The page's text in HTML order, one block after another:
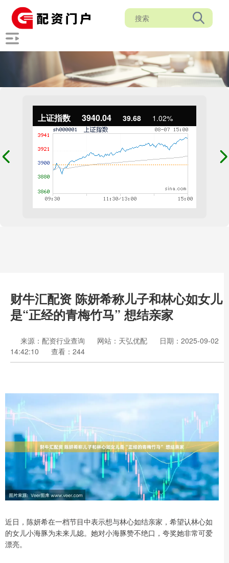
上证指数 3940.04 39.68 1.02%
财牛汇配资 陈妍希称儿子和林心如女儿
是“正经的青梅竹马” 想结亲家
来源：配资行业查询 网站：天弘优配
日期：2025-09-02
14:42:10
查看：244
近日，陈妍希在一档节目中表示想与林心如结亲家，希望认林心如
的女儿小海豚为未来儿媳。她对小海豚赞不绝口，夸奖她非常可爱
漂亮。